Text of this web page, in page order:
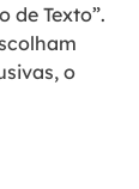
de Texto”.
o